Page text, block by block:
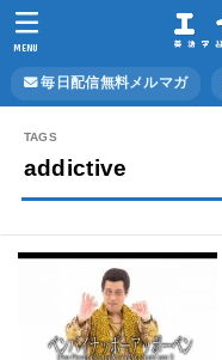
毎日配信無料メルマガ
MENU
addictive